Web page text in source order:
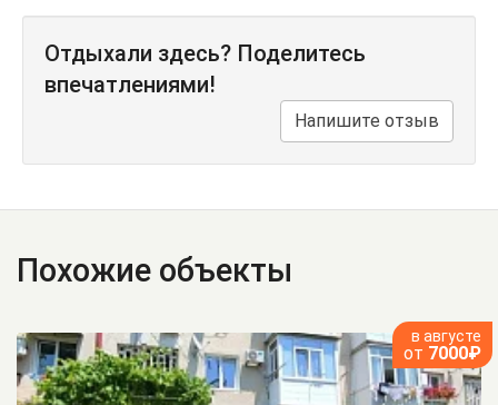
Отдыхали здесь? Поделитесь
впечатлениями!
Напишите отзыв
Похожие объекты
в августе
от 7000₽